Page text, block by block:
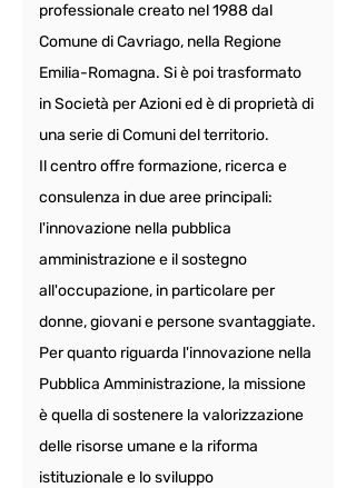
professionale creato nel 1988 dal
Comune di Cavriago, nella Regione
Emilia-Romagna. Si è poi trasformato
in Società per Azioni ed è di proprietà di
una serie di Comuni del territorio.
Il centro offre formazione, ricerca e
consulenza in due aree principali:
l'innovazione nella pubblica
amministrazione e il sostegno
all'occupazione, in particolare per
donne, giovani e persone svantaggiate.
Per quanto riguarda l'innovazione nella
Pubblica Amministrazione, la missione
è quella di sostenere la valorizzazione
delle risorse umane e la riforma
istituzionale e lo sviluppo